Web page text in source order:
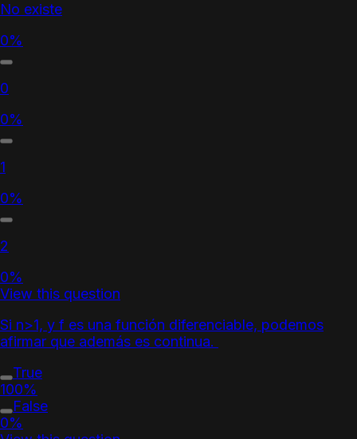
No existe
0%
0
0%
1
0%
2
0%
View this question
Si n>1, y f es una función diferenciable, podemos
afirmar que además es continua.
True
100%
False
0%